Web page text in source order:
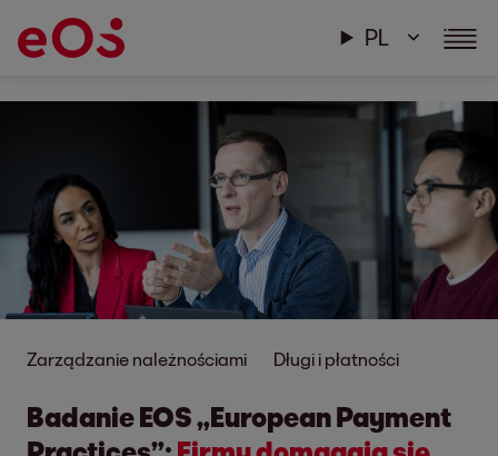
PL
Zarządzanie należnościami Długi i płatności
Badanie EOS „European Payment